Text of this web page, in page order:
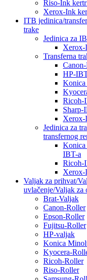
Riso-Ink
Xerox-Ink
ITB jedinica/
trake
Jedinica za
Xerox-
Transferna
HP-
Ricoh-
Sharp-
Jedinica za
transfernog
Konica
IBT-a
Ricoh-
Xerox-
Valjak za prihvat/
uvlačenje/Valjak
Brat-Valjak
Canon-Roller
Epson-Roller
Fujitsu-Roller
HP-valjak
Konica
Kyocera-
Ricoh-Roller
Riso-Roller